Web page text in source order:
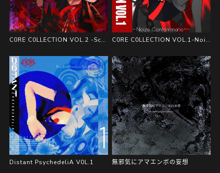
C0RE C0LLECTION VOL.2 -Schizophrenia- C0RE C0LLECTION VOL.1​-Noize Contamination-
Distant PsychedeliA V0L.1 無邪気にアマエンボの妄想